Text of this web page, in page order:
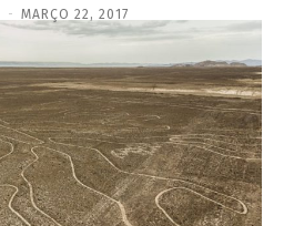
- MARÇO 22, 2017